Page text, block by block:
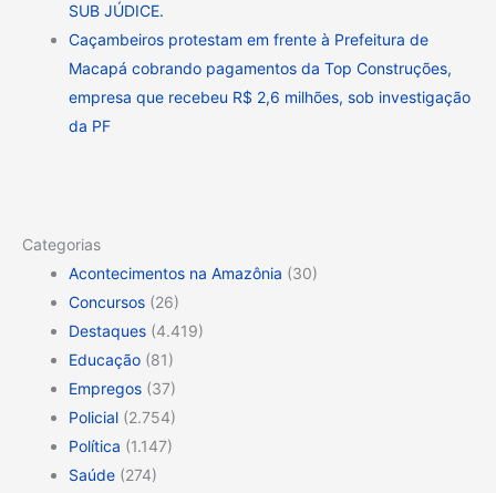
SUB JÚDICE.
Caçambeiros protestam em frente à Prefeitura de
Macapá cobrando pagamentos da Top Construções,
empresa que recebeu R$ 2,6 milhões, sob investigação
da PF
Categorias
Acontecimentos na Amazônia (30)
Concursos (26)
Destaques (4.419)
Educação (81)
Empregos (37)
Policial (2.754)
Política (1.147)
Saúde (274)